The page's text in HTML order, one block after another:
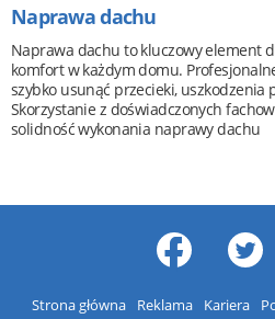
Naprawa dachu
Naprawa dachu to kluczowy element
komfort w każdym domu.
szybko usunąć przecieki, uszkodzenia
Skorzystanie z doświadczonych
solidność wykonania naprawy dachu
Strona główna Reklama Kariera